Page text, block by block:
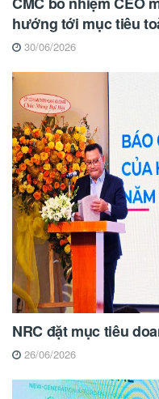
hướng tới mục tiêu
30/06/2026
NRC đặt mục tiêu
26/06/2026